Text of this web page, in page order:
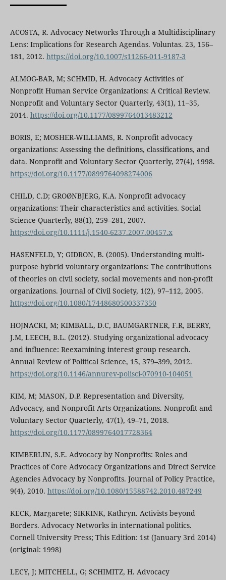
ACOSTA, R. Advocacy Networks Through a Multidisciplinary
Lens: Implications for Research Agendas. Voluntas. 23, 156–
181, 2012. https://doi.org/10.1007/s11266-011-9187-3
ALMOG-BAR, M; SCHMID, H. Advocacy Activities of
Nonprofit Human Service Organizations: A Critical Review.
Nonprofit and Voluntary Sector Quarterly, 43(1), 11–35,
2014. https://doi.org/10.1177/0899764013483212
BORIS, E; MOSHER-WILLIAMS, R. Nonprofit advocacy
organizations: Assessing the definitions, classifications, and
data. Nonprofit and Voluntary Sector Quarterly, 27(4), 1998.
https://doi.org/10.1177/0899764098274006
CHILD, C.D; GROØNBJERG, K.A. Nonprofit advocacy
organizations: Their characteristics and activities. Social
Science Quarterly, 88(1), 259–281, 2007.
https://doi.org/10.1111/j.1540-6237.2007.00457.x
HASENFELD, Y; GIDRON, B. (2005). Understanding multi-
purpose hybrid voluntary organizations: The contributions
of theories on civil society, social movements and non-profit
organizations. Journal of Civil Society, 1(2), 97–112, 2005.
https://doi.org/10.1080/17448680500337350
HOJNACKI, M; KIMBALL, D.C, BAUMGARTNER, F.R, BERRY,
J.M, LEECH, B.L. (2012). Studying organizational advocacy
and influence: Reexamining interest group research.
Annual Review of Political Science, 15, 379–399, 2012.
https://doi.org/10.1146/annurev-polisci-070910-104051
KIM, M; MASON, D.P. Representation and Diversity,
Advocacy, and Nonprofit Arts Organizations. Nonprofit and
Voluntary Sector Quarterly, 47(1), 49–71, 2018.
https://doi.org/10.1177/0899764017728364
KIMBERLIN, S.E. Advocacy by Nonprofits: Roles and
Practices of Core Advocacy Organizations and Direct Service
Agencies Advocacy by Nonprofits. Journal of Policy Practice,
9(4), 2010. https://doi.org/10.1080/15588742.2010.487249
KECK, Margarete; SIKKINK, Kathryn. Activists beyond
Borders. Advocacy Networks in international politics.
Cornell University Press; This Edition: 1st (January 3rd 2014)
(original: 1998)
LECY, J; MITCHELL, G; SCHIMITZ, H. Advocacy